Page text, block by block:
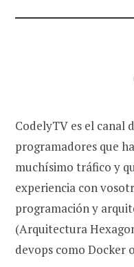
CodelyTV es el canal
programadores que
muchísimo tráfico y
experiencia con
programación y
(Arquitectura
devops como Docker